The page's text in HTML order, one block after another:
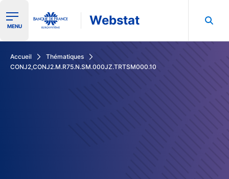
Ouvrir le menu de navigation
MENU Webstat
Accueil
Thématiques
CONJ2,CONJ2.M.R75.N.SM.000JZ.TRTSM000.10